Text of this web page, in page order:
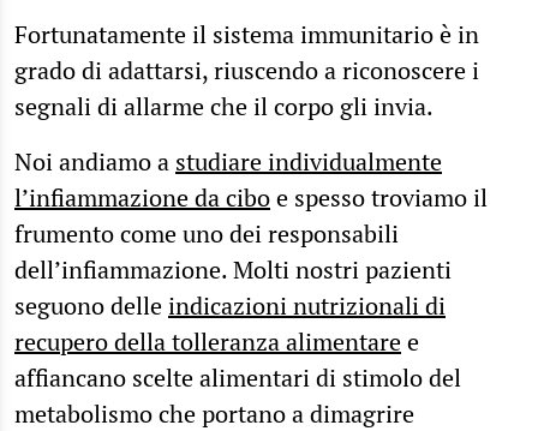
Fortunatamente il sistema immunitario è in
grado di adattarsi, riuscendo a riconoscere i
segnali di allarme che il corpo gli invia.
Noi andiamo a studiare individualmente
l’infiammazione da ciboe spesso troviamo il
frumento come uno dei responsabili
dell’infiammazione. Molti nostri pazienti
seguono delleindicazioni nutrizionali di
recupero della tolleranza alimentaree
affiancano scelte alimentari di stimolo del
metabolismo che portano a dimagrire